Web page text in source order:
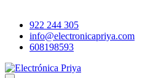
922 244 305
info@electronicapriya.com
608198593